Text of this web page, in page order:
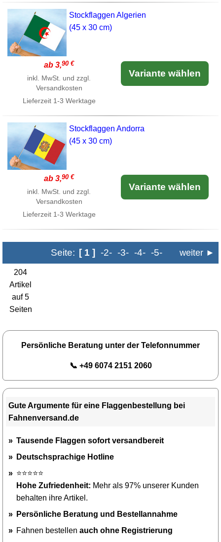
Stockflaggen Algerien
(45 x 30 cm)
ab 3,90 €
inkl. MwSt. und zzgl.
Versandkosten
Lieferzeit 1-3 Werktage
Variante wählen
Stockflaggen Andorra
(45 x 30 cm)
ab 3,90 €
inkl. MwSt. und zzgl.
Versandkosten
Lieferzeit 1-3 Werktage
Variante wählen
Seite: [ 1 ] -2- -3- -4- -5- weiter ►
204
Artikel
auf 5
Seiten
Persönliche Beratung unter der Telefonnummer
📞 +49 6074 2151 2060
Gute Argumente für eine Flaggenbestellung bei
Fahnenversand.de
Tausende Flaggen sofort versandbereit
Deutschsprachige Hotline
⭐⭐⭐⭐⭐
Hohe Zufriedenheit: Mehr als 97% unserer Kunden
behalten ihre Artikel.
Persönliche Beratung und Bestellannahme
Fahnen bestellen auch ohne Registrierung